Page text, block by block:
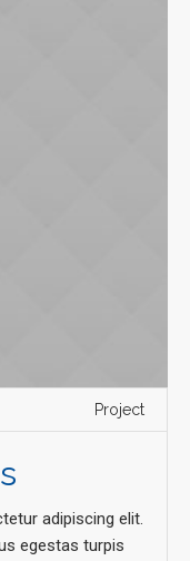
Project
adipiscing elit.
egestas turpis